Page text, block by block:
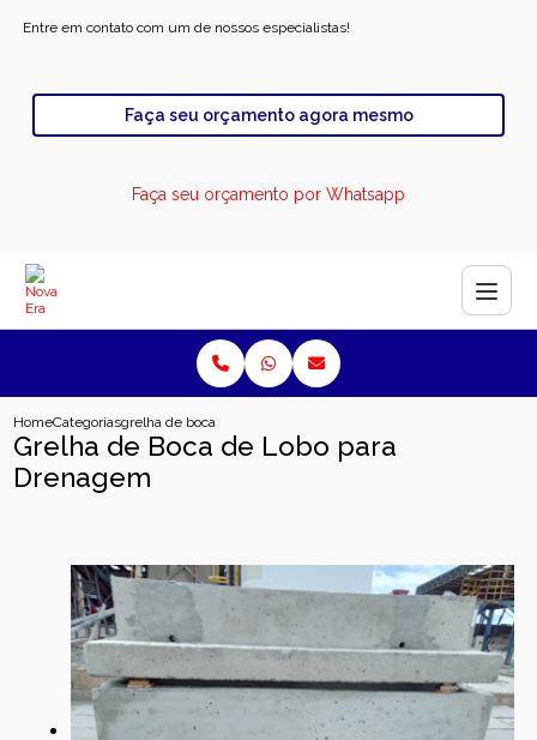
Entre em contato com um de nossos especialistas!
Faça seu orçamento agora mesmo
Faça seu orçamento por Whatsapp
HomeCategoriasgrelha de boca de lobo para drenagem
Grelha de Boca de Lobo para
Drenagem